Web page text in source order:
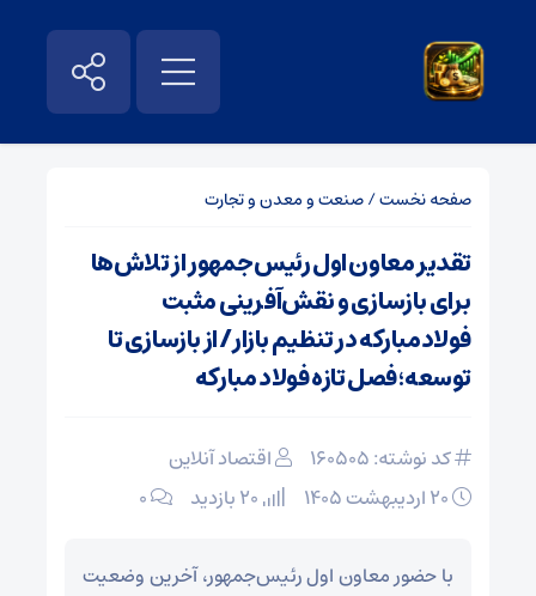
صفحه نخست/صنعت و معدن و تجارت
تقدیر معاون اول رئیس‌جمهور از تلاش‌ها
برای بازسازی و نقش‌آفرینی مثبت
فولادمبارکه در تنظیم بازار/ از بازسازی تا
توسعه؛ فصل تازه فولاد مبارکه
کد نوشته: 160505
اقتصاد آنلاین
۰
با حضور معاون اول رئیس‌جمهور، آخرین وضعیت